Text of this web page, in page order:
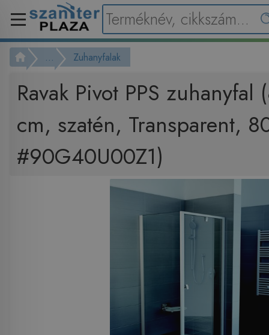
... Zuhanyfalak
Ravak Pivot PPS zuhanyfal
cm, szatén, Transparent,
#90G40U00Z1)